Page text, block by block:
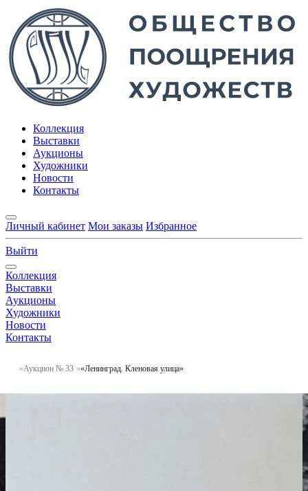
Коллекция
Выставки
Аукционы
Художники
Новости
Контакты
Личный кабинет Мои заказы Избранное
Выйти
Коллекция
Выставки
Аукционы
Художники
Новости
Контакты
Аукцион № 33 «Ленинград. Кленовая улица»